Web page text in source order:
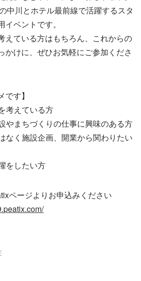
中川とホテル最前線で活躍するスタ
ベントです。
えている方はもちろん、これからの
かけに、ぜひお気軽にご参加くださ
です】
考えている方
やまちづくりの仕事に興味のある方
なく施設企画、開業から関わりたい
をしたい方
ページよりお申込みください